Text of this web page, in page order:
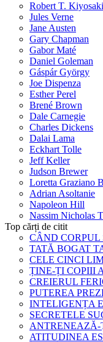
Robert T. Kiyosaki
Jules Verne
Jane Austen
Gary Chapman
Gabor Maté
Daniel Goleman
Gáspár György
Joe Dispenza
Esther Perel
Brené Brown
Dale Carnegie
Charles Dickens
Dalai Lama
Eckhart Tolle
Jeff Keller
Judson Brewer
Loretta Graziano
Adrian Asoltanie
Napoleon Hill
Nassim Nicholas
Top cărți de citit
CÂND CORPUL
TATĂ BOGAT
CELE CINCI
ȚINE-ȚI COPIII
CREIERUL
PUTEREA
INTELIGENȚA
SECRETELE
ANTRENEAZĂ-
ATITUDINEA